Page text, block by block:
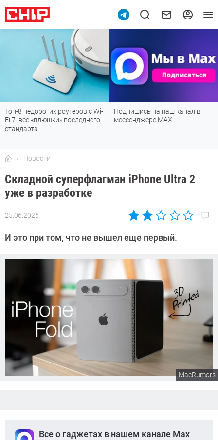
Топ-8 недорогих роутеров с Wi-
Fi 7: все «плюшки» последнего
стандарта
Подпишись на наш канал в
мессенджере МАХ
Новости
Складной суперфлагман iPhone Ultra 2
уже в разработке
25.06.2026
Автор:
Калашников
И это при том, что не вышел еще первый.
MacRumors
Все о гаджетах в нашем канале Max